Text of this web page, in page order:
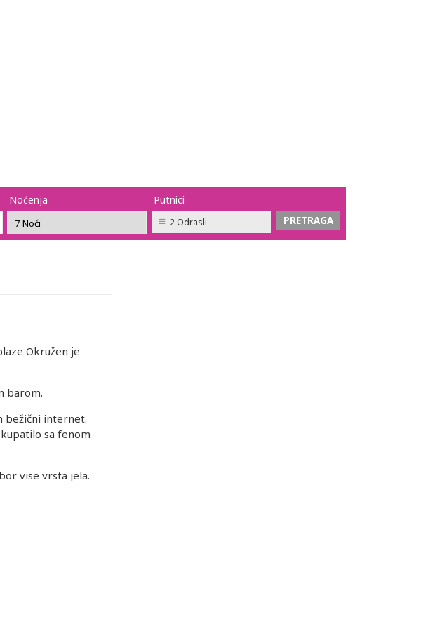
Noćenja Putnici
2 Odrasli
Okružen je
barom.
bežični internet.
sa fenom
vise vrsta jela.